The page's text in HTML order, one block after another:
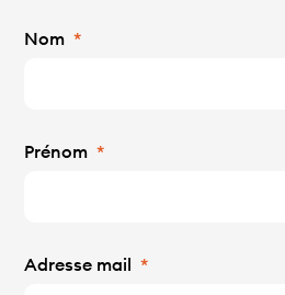
Nom
Prénom
Adresse mail